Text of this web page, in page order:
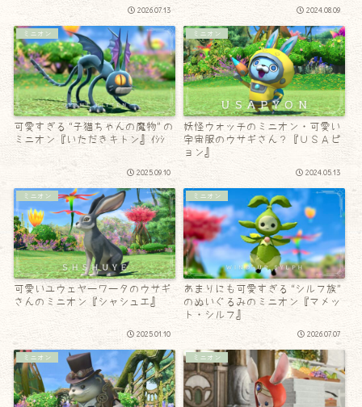
2026.07.13 2024.08.09
ミニオン
可愛すぎる “子猫ちゃんの魔物” の
ミニオン『いただきキトン』ｲｼｼ
2025.09.10
ミニオン
妖怪ウォッチのミニオン・可愛い
宇宙服のウサギさん？『ＵＳＡピ
ョン』
2024.05.13
ミニオン
可愛いユウェヤーワータのウサギ
さんのミニオン『シャシュエ』
2025.01.10
ミニオン
あまりにも可愛すぎる “シルフ族”
のぬいぐるみのミニオン『マメッ
ト・シルフ』
2026.07.07
ミニオン ミニオン